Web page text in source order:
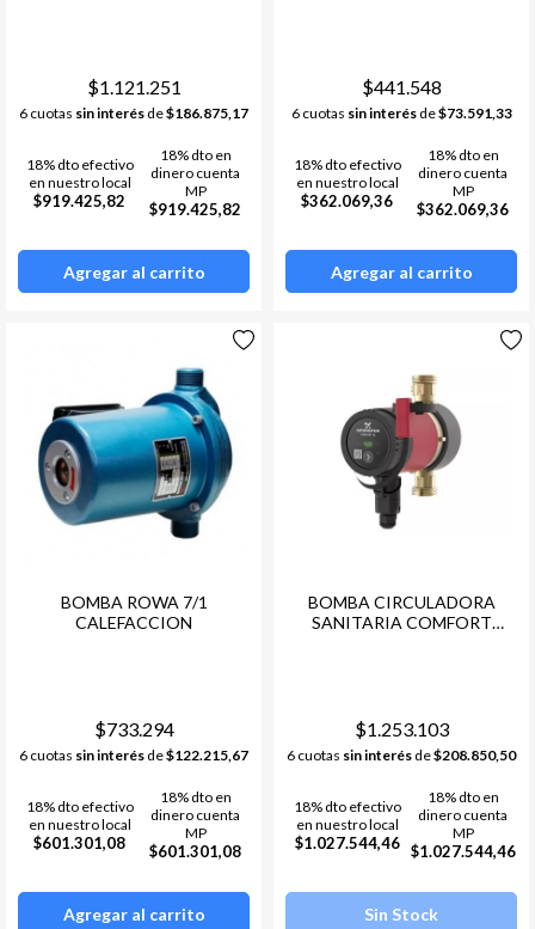
Materiales de instalacion y
Fan Coil
Ver todos
$1.121.251
6 cuotas sin interés de$186.875,17
18% dto efectivo
en nuestro local
$919.425,82
18% dto en
dinero cuenta
MP
$919.425,82
Agregar al carrito
$441.548
6 cuotas sin interésde$73.591,33
18% dto efectivo
en nuestro local
$362.069,36
18% dto en
dinero cuenta
MP
$362.069,36
Agregar al carrito
BOMBA ROWA 7/1
CALEFACCION
$733.294
6 cuotas sin interés de$122.215,67
18% dto efectivo
en nuestro local
$601.301,08
18% dto en
dinero cuenta
MP
$601.301,08
Agregar al carrito
BOMBA CIRCULADORA
SANITARIA COMFORT
$1.253.103
6 cuotas sin interés de$208.850,50
18% dto efectivo
en nuestro local
$1.027.544,46
18% dto en
dinero cuenta
MP
$1.027.544,46
Sin Stock